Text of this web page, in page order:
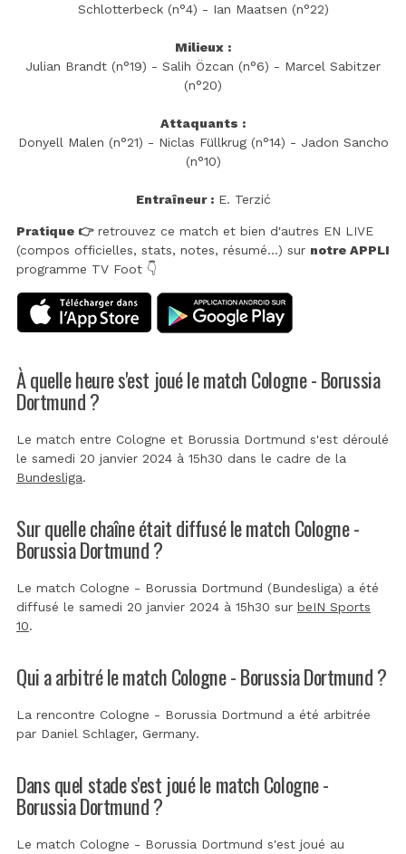
Schlotterbeck (n°4) - Ian Maatsen (n°22)
Milieux :
Julian Brandt (n°19) - Salih Özcan (n°6) - Marcel Sabitzer
(n°20)
Attaquants :
Donyell Malen (n°21) - Niclas Füllkrug (n°14) - Jadon Sancho
(n°10)
Entraîneur :E. Terzić
Pratique 👉retrouvez ce match et bien d'autres EN LIVE
(compos officielles, stats, notes, résumé...) sur notre APPLI
programme TV Foot 👇
À quelle heure s'est joué le match Cologne - Borussia
Dortmund ?
Le match entre Cologne et Borussia Dortmund s'est déroulé
le samedi 20 janvier 2024 à 15h30 dans le cadre de la
Bundesliga.
Sur quelle chaîne était diffusé le match Cologne -
Borussia Dortmund ?
Le match Cologne - Borussia Dortmund (Bundesliga) a été
diffusé le samedi 20 janvier 2024 à 15h30 sur beIN Sports
10.
Qui a arbitré le match Cologne - Borussia Dortmund ?
La rencontre Cologne - Borussia Dortmund a été arbitrée
par Daniel Schlager, Germany.
Dans quel stade s'est joué le match Cologne -
Borussia Dortmund ?
Le match Cologne - Borussia Dortmund s'est joué au